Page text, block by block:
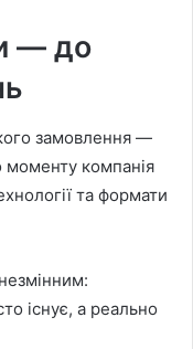
— до
замовлення —
моменту компанія
та формати
існує, а реально